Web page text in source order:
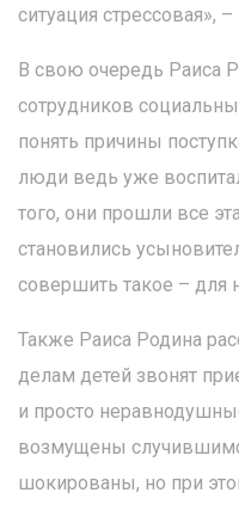
ситуация стрессовая»,
В свою очередь Раиса
сотрудников
понять причины
люди ведь уже
того, они прошли все
становились
совершить такое – для
Также Раиса Родина
делам детей звонят
и просто
возмущены
шокированы, но при